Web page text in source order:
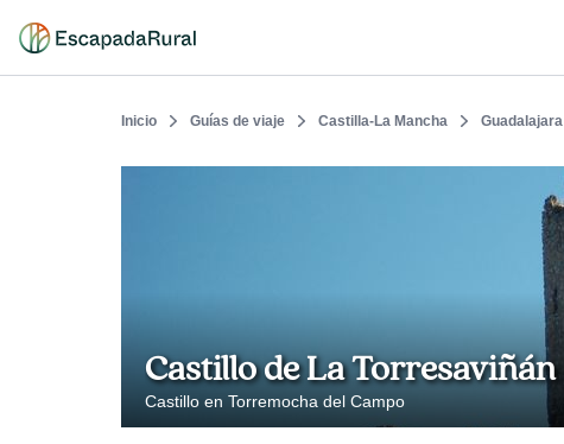
Inicio Guías de viaje Castilla-La Mancha Guadalajara
Castillo de La Torresaviñán
Castillo en Torremocha del Campo